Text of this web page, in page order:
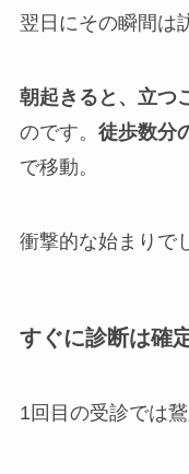
翌日にその瞬間は
朝起きると、立つ
のです。 徒歩数分
で移動。
衝撃的な始まりで
すぐに診断は確
1回目の受診では鵞